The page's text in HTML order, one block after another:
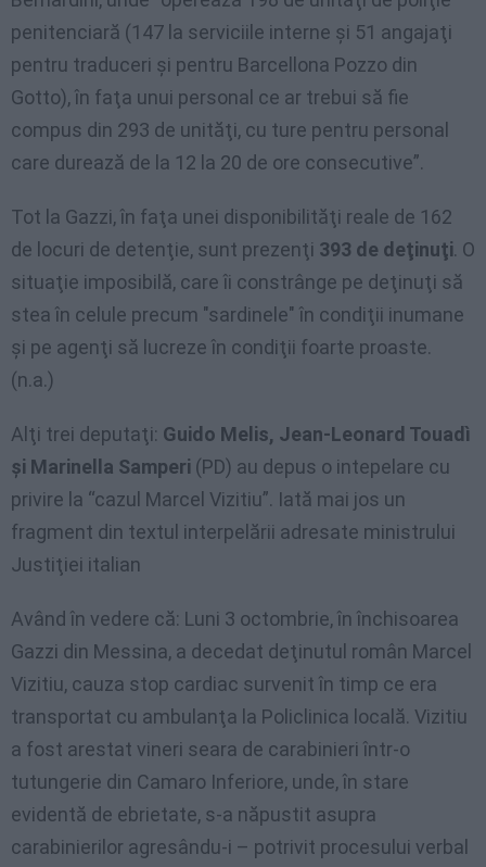
penitenciară (147 la serviciile interne şi 51 angajaţi
pentru traduceri şi pentru Barcellona Pozzo din
Gotto), în faţa unui personal ce ar trebui să fie
compus din 293 de unităţi, cu ture pentru personal
care durează de la 12 la 20 de ore consecutive”.
Tot la Gazzi, în faţa unei disponibilităţi reale de 162
de locuri de detenţie, sunt prezenţi 393 de deţinuţi. O
situaţie imposibilă, care îi constrânge pe deţinuţi să
stea în celule precum "sardinele" în condiţii inumane
şi pe agenţi să lucreze în condiţii foarte proaste.
(n.a.)
Alţi trei deputaţi: Guido Melis, Jean-Leonard Touadì
şi Marinella Samperi (PD) au depus o intepelare cu
privire la “cazul Marcel Vizitiu”. Iată mai jos un
fragment din textul interpelării adresate ministrului
Justiţiei italian
Având în vedere că: Luni 3 octombrie, în închisoarea
Gazzi din Messina, a decedat deţinutul român Marcel
Vizitiu, cauza stop cardiac survenit în timp ce era
transportat cu ambulanţa la Policlinica locală. Vizitiu
a fost arestat vineri seara de carabinieri într-o
tutungerie din Camaro Inferiore, unde, în stare
evidentă de ebrietate, s-a năpustit asupra
carabinierilor agresându-i – potrivit procesului verbal